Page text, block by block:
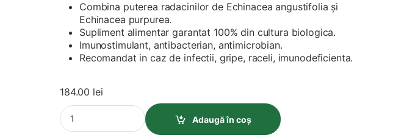
Combina puterea radacinilor de Echinacea angustifolia și
Echinacea purpurea.
Supliment alimentar garantat 100% din cultura biologica.
Imunostimulant, antibacterian, antimicrobian.
Recomandat in caz de infectii, gripe, raceli, imunodeficienta.
184.00 lei
Echinacea Root Forte - 400 Mg - 90 Capsule Vegetale quantity
Adaugă în coș